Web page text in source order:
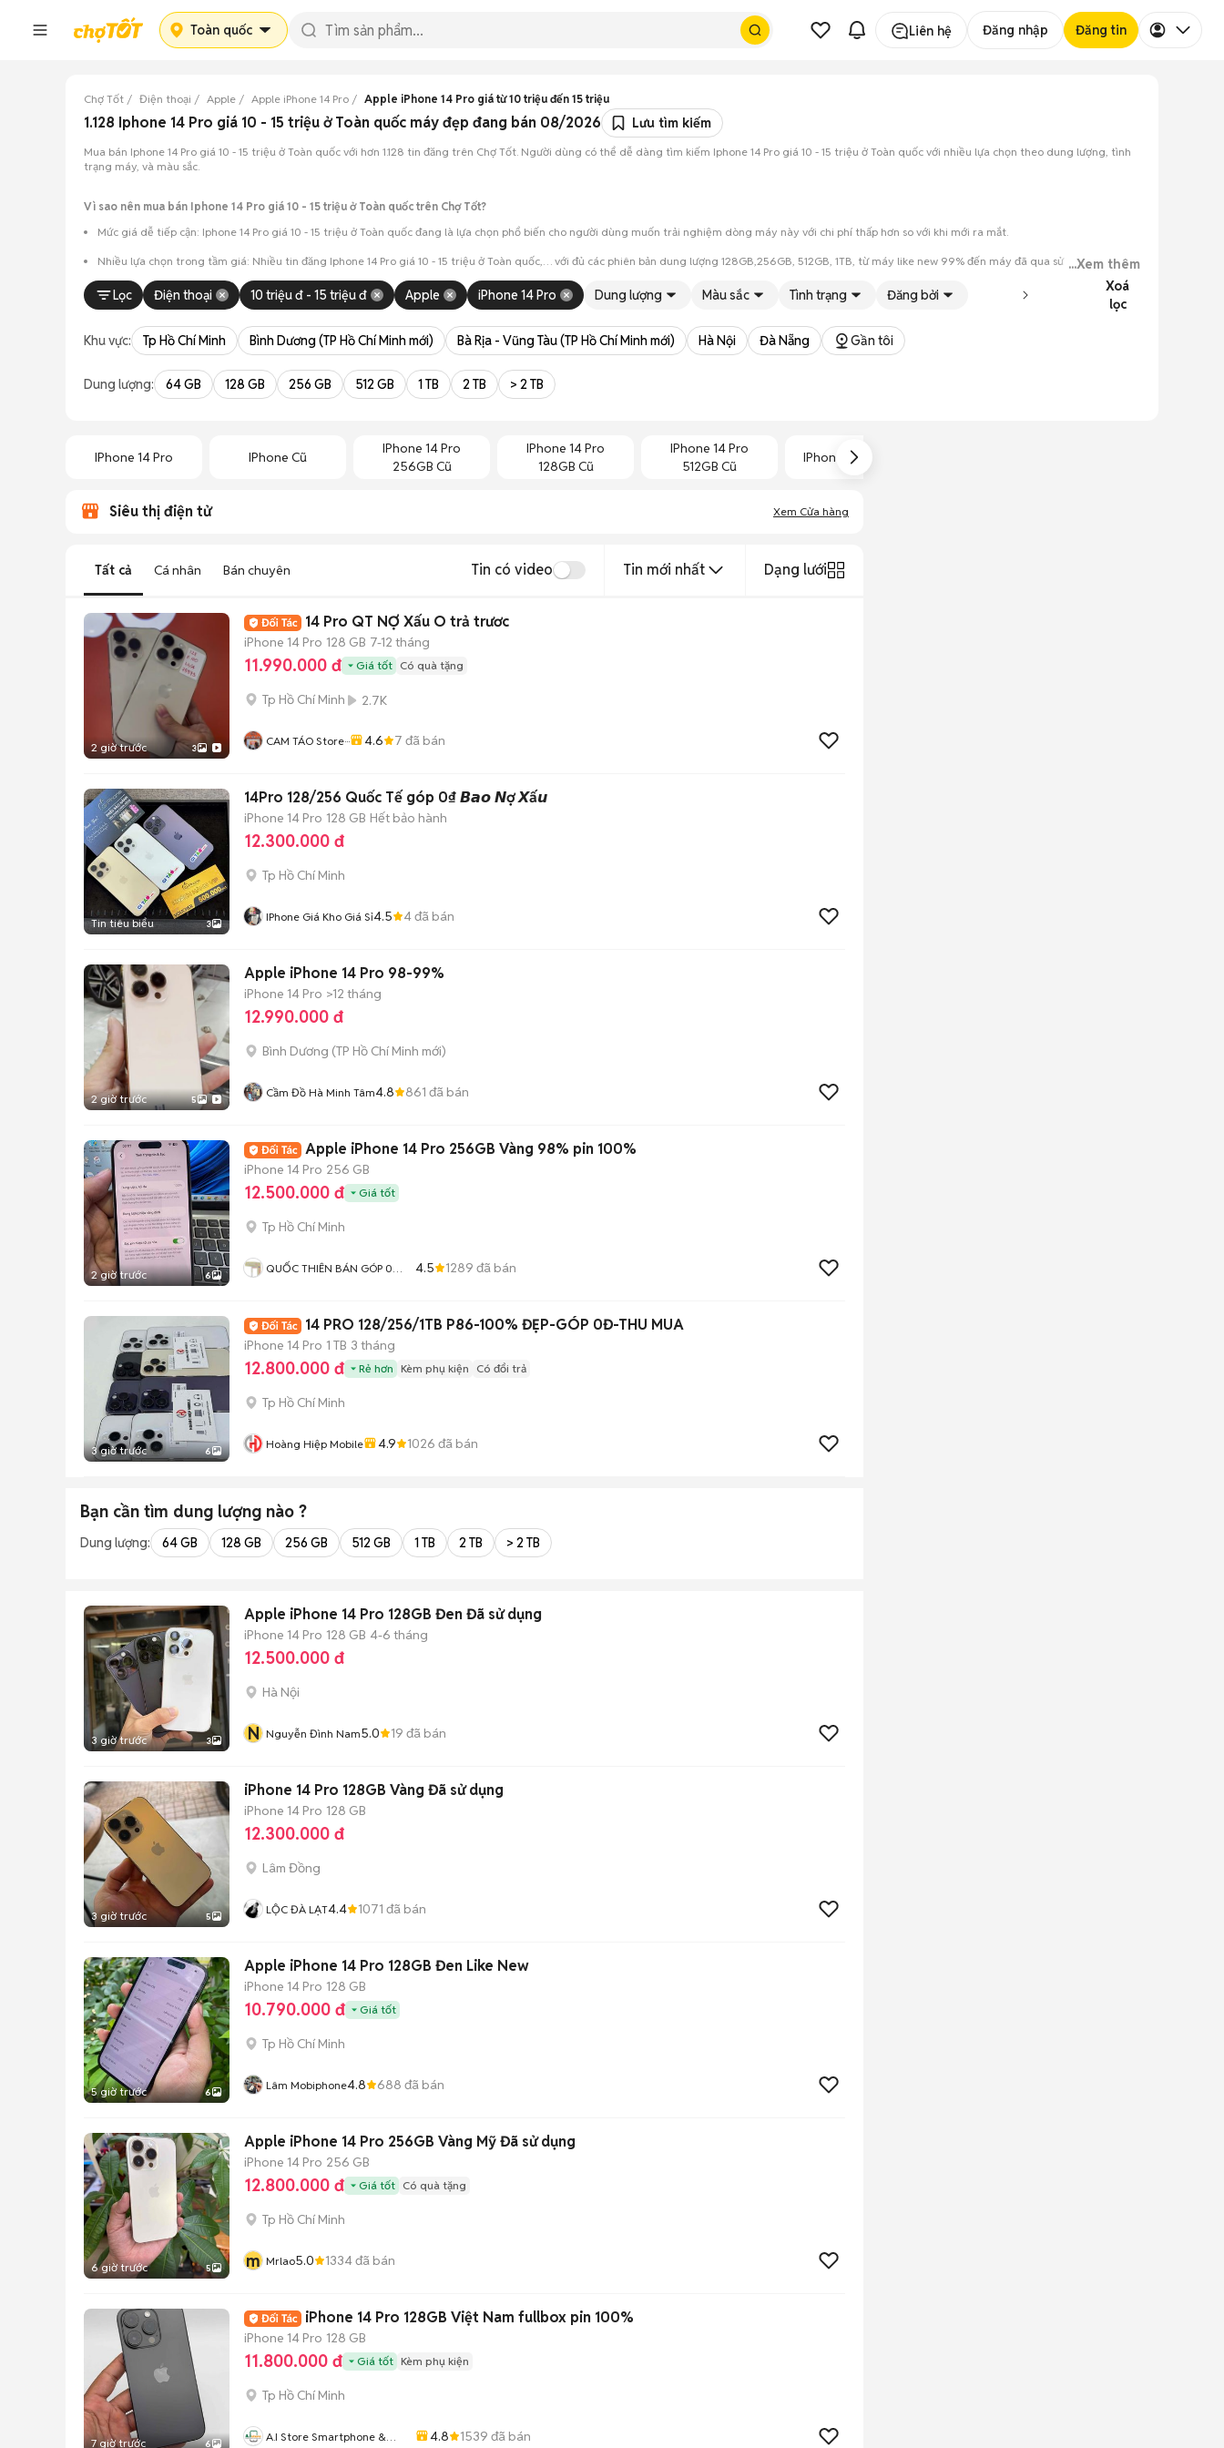
Toàn quốc Liên hệ Đăng nhập Đăng tin
Chợ Tốt Điện thoại Apple Apple iPhone 14 Pro Apple iPhone 14 Pro giá từ 10 triệu đến 15 triệu
1.128 Iphone 14 Pro giá 10 - 15 triệu ở Toàn quốc máy đẹp đang bán 08/2026 Lưu tìm kiếm
Mua bán Iphone 14 Pro giá 10 - 15 triệu ở Toàn quốc với hơn 1.128 tin đăng trên Chợ Tốt. Người dùng có thể dễ dàng tìm kiếm Iphone 14 Pro giá 10 - 15 triệu ở Toàn quốc với nhiều lựa chọn theo dung lượng, tình
trạng máy, và màu sắc.
Vì sao nên mua bán Iphone 14 Pro giá 10 - 15 triệu ở Toàn quốc trên Chợ Tốt?
Mức giá dễ tiếp cận: Iphone 14 Pro giá 10 - 15 triệu ở Toàn quốc đang là lựa chọn phổ biến cho người dùng muốn trải nghiệm dòng máy này với chi phí thấp hơn so với khi mới ra mắt.
Nhiều lựa chọn trong tầm giá: Nhiều tin đăng Iphone 14 Pro giá 10 - 15 triệu ở Toàn quốc,… với đủ các phiên bản dung lượng 128GB,256GB, 512GB, 1TB, từ máy like new 99% đến máy đã qua sử dụng.
Chủ động kiểm tra máy: Dễ dàng hẹn gặp để kiểm tra ngoại hình và tình trạng máy trước khi mua.
...Xem thêm
Lọc
Điện thoại 10 triệu đ - 15 triệu đ Apple iPhone 14 Pro Dung lượng Màu sắc Tình trạng Đăng bởi
Xoá
lọc
Khu vực: Tp Hồ Chí Minh Bình Dương (TP Hồ Chí Minh mới) Bà Rịa - Vũng Tàu (TP Hồ Chí Minh mới) Hà Nội Đà Nẵng Gần tôi
Dung lượng: 64 GB 128 GB 256 GB 512 GB 1 TB 2 TB > 2 TB
IPhone 14 Pro IPhone Cũ
IPhone 14 Pro
256GB Cũ
IPhone 14 Pro
128GB Cũ
IPhone 14 Pro
512GB Cũ
IPhone 14 Plus Cũ
Siêu thị điện tử Xem Cửa hàng
Tất cả Cá nhân Bán chuyên Tin có video Tin mới nhất Dạng lưới
2 giờ trước 3
14 Pro QT NỢ Xấu O trả trươc
iPhone 14 Pro 128 GB 7-12 tháng
11.990.000 đ Giá tốt Có quà tặng
Tp Hồ Chí Minh 2.7K
CAM TÁO Store··· 4.6 7 đã bán
Tin tiêu biểu 3
14Pro 128/256 Quốc Tế góp 0₫ 𝘽𝙖𝙤 𝙉ợ 𝙓ấ𝙪
iPhone 14 Pro 128 GB Hết bảo hành
12.300.000 đ
Tp Hồ Chí Minh
IPhone Giá Kho Giá Sỉ4.5 4đã bán
2 giờ trước 5
Apple iPhone 14 Pro 98-99%
iPhone 14 Pro >12 tháng
12.990.000 đ
Bình Dương (TP Hồ Chí Minh mới)
Cầm Đồ Hà Minh Tâm4.8 861 đã bán
2 giờ trước 6
Apple iPhone 14 Pro 256GB Vàng 98% pin 100%
iPhone 14 Pro 256 GB
12.500.000 đ Giá tốt
Tp Hồ Chí Minh
QUỐC THIÊN BÁN GÓP 0
4.5 1289 đã bán
3 giờ trước 6
14 PRO 128/256/1TB P86-100% ĐẸP-GÓP 0Đ-THU MUA
iPhone 14 Pro 1 TB 3 tháng
12.800.000 đ Rẻ hơn Kèm phụ kiện Có đổi trả
Tp Hồ Chí Minh
Hoàng Hiệp Mobile 4.9 1026 đã bán
Bạn cần tìm dung lượng nào ?
Dung lượng: 64 GB 128 GB 256 GB 512 GB 1 TB 2 TB > 2 TB
3 giờ trước 3
Apple iPhone 14 Pro 128GB Đen Đã sử dụng
iPhone 14 Pro 128 GB 4-6 tháng
12.500.000 đ
Hà Nội
N Nguyễn Đình Nam5.0 19 đã bán
3 giờ trước 5
iPhone 14 Pro 128GB Vàng Đã sử dụng
iPhone 14 Pro 128 GB
12.300.000 đ
Lâm Đồng
LỘC ĐÀ LẠT4.4 1071 đã bán
5 giờ trước 6
Apple iPhone 14 Pro 128GB Đen Like New
iPhone 14 Pro 128 GB
10.790.000 đ Giá tốt
Tp Hồ Chí Minh
Lâm Mobiphone4.8 688 đã bán
6 giờ trước 5
Apple iPhone 14 Pro 256GB Vàng Mỹ Đã sử dụng
iPhone 14 Pro 256 GB
12.800.000 đ Giá tốt Có quà tặng
Tp Hồ Chí Minh
m Mrlao5.0 1334đã bán
7 giờ trước 6
iPhone 14 Pro 128GB Việt Nam fullbox pin 100%
iPhone 14 Pro 128 GB
11.800.000 đ Giá tốt Kèm phụ kiện
Tp Hồ Chí Minh
A.i Store Smartphone &
4.8 1539 đã bán